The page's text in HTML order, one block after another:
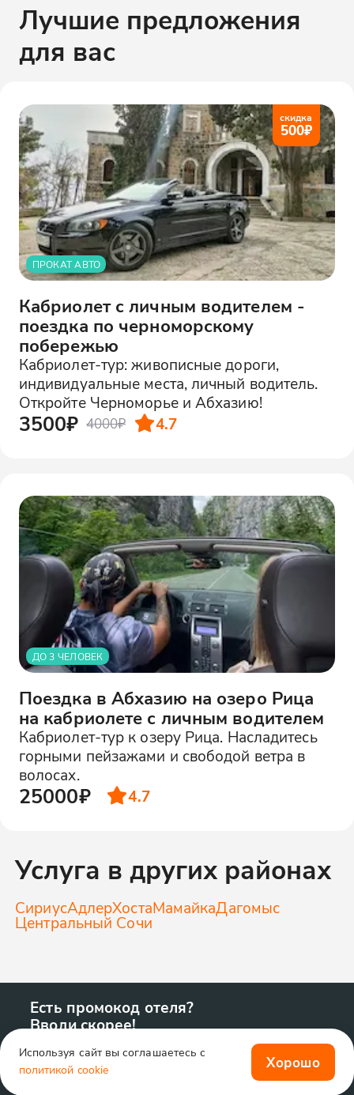
Лучшие предложения
для вас
скидка
500₽
ПРОКАТ АВТО
Кабриолет с личным водителем -
поездка по черноморскому
побережью
Кабриолет-тур: живописные дороги,
индивидуальные места, личный водитель.
Откройте Черноморье и Абхазию!
3500₽ 4000₽ 4.7
ДО 3 ЧЕЛОВЕК
Поездка в Абхазию на озеро Рица
на кабриолете с личным водителем
Кабриолет-тур к озеру Рица. Насладитесь
горными пейзажами и свободой ветра в
волосах.
25000₽ 4.7
Услуга в других районах
СириусАдлерХостаМамайкаДагомыс
Центральный Сочи
Есть промокод отеля?
Вводи скорее!
Используя сайт вы соглашаетесь с
политикой cookie
Хорошо